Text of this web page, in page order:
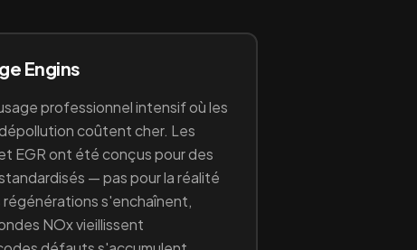
Engins
professionnel intensif où les
coûtent cher. Les
EGR ont été conçus pour des
— pas pour la réalité
s'enchaînent,
NOx vieillissent